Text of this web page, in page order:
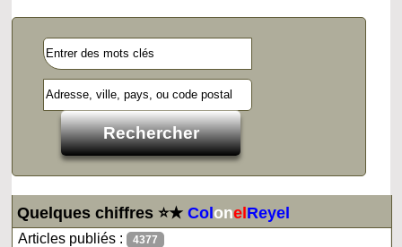
Quelques chiffres ⭐★ColonelReyel
Articles publiés : 4377